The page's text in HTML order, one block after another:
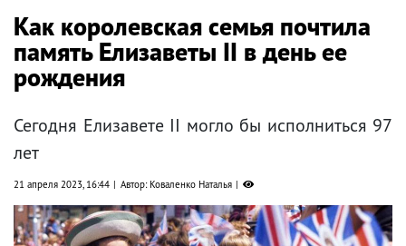
Как королевская семья почтила
память Елизаветы II в день ее
рождения
Сегодня Елизавете II могло бы исполниться 97
лет
21 апреля 2023, 16:44 Автор: Коваленко Наталья